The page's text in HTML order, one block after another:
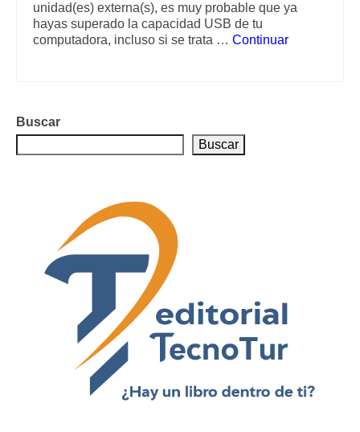
unidad(es) externa(s), es muy probable que ya
hayas superado la capacidad USB de tu
computadora, incluso si se trata … Continuar
Buscar
Buscar